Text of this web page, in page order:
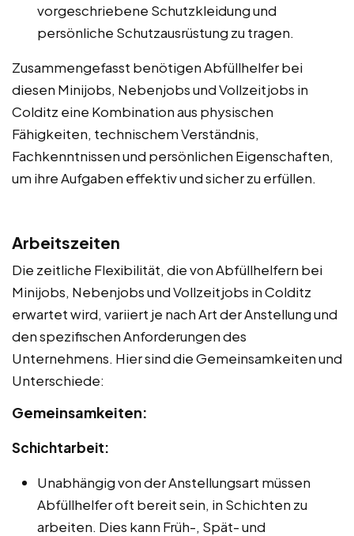
vorgeschriebene Schutzkleidung und
persönliche Schutzausrüstung zu tragen.
Zusammengefasst benötigen Abfüllhelfer bei
diesen Minijobs, Nebenjobs und Vollzeitjobs in
Colditz eine Kombination aus physischen
Fähigkeiten, technischem Verständnis,
Fachkenntnissen und persönlichen Eigenschaften,
um ihre Aufgaben effektiv und sicher zu erfüllen.
Arbeitszeiten
Die zeitliche Flexibilität, die von Abfüllhelfern bei
Minijobs, Nebenjobs und Vollzeitjobs in Colditz
erwartet wird, variiert je nach Art der Anstellung und
den spezifischen Anforderungen des
Unternehmens. Hier sind die Gemeinsamkeiten und
Unterschiede:
Gemeinsamkeiten:
Schichtarbeit:
Unabhängig von der Anstellungsart müssen
Abfüllhelfer oft bereit sein, in Schichten zu
arbeiten. Dies kann Früh-, Spät- und